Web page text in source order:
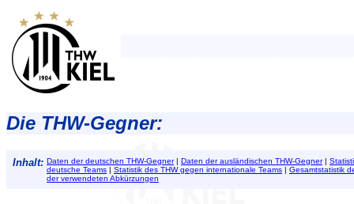
Die THW-Gegner:
Inhalt: Daten der deutschen THW-Gegner| Daten der ausländischen THW-Gegner|
deutsche Teams | Statistik des THW gegen internationale Teams | Gesamtstatistik
der verwendeten Abkürzungen